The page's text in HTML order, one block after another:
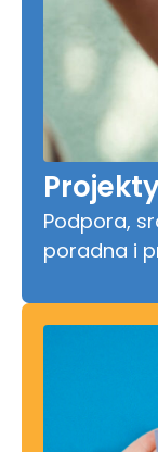
Podpora,
poradna i